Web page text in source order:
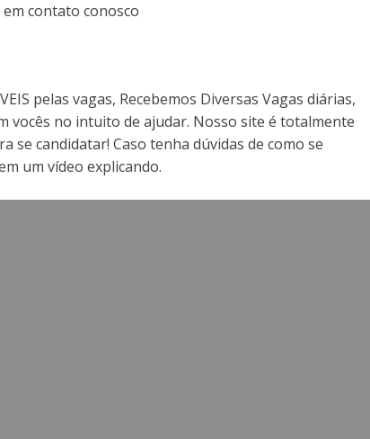
contato conosco
pelas vagas, Recebemos Diversas Vagas diárias,
vocês no intuito de ajudar. Nosso site é totalmente
se candidatar! Caso tenha dúvidas de como se
um vídeo explicando.